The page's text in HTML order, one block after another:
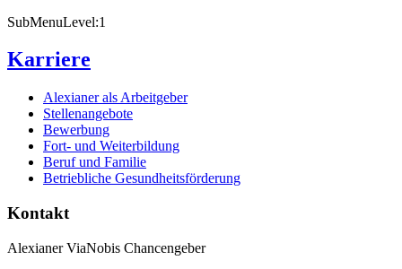
SubMenuLevel:1
Karriere
Alexianer als Arbeitgeber
Stellenangebote
Bewerbung
Fort- und Weiterbildung
Beruf und Familie
Betriebliche Gesundheitsförderung
Kontakt
Alexianer ViaNobis Chancengeber